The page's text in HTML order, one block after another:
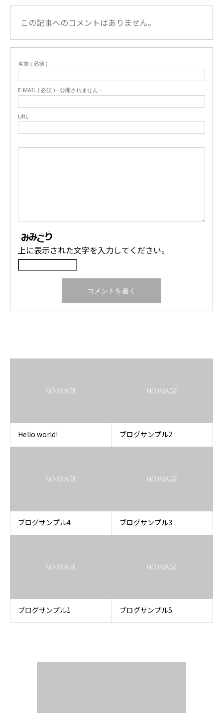
この記事へのコメントはありません。
名前 ( 必須 )
E-MAIL ( 必須 ) - 公開されません -
URL
上に表示された文字を入力してください。
Hello world! ブログサンプル2
ブログサンプル4 ブログサンプル3
ブログサンプル1 ブログサンプル5